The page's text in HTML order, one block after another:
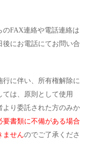
FAX連絡や電話連絡は
にお電話にてお問い合
行に伴い、所有権解除に
は、原則として使用
より委託された方のみか
要書類に不備がある場合
ませんのでご了承くださ